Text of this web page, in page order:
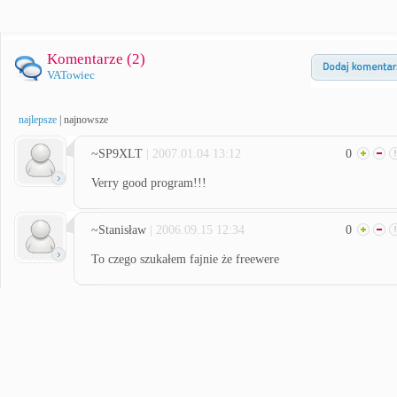
Komentarze (2)
VATowiec
najlepsze najnowsze
~SP9XLT | 2007.01.04 13:12 0
Verry good program!!!
~Stanisław | 2006.09.15 12:34 0
To czego szukałem fajnie że freewere